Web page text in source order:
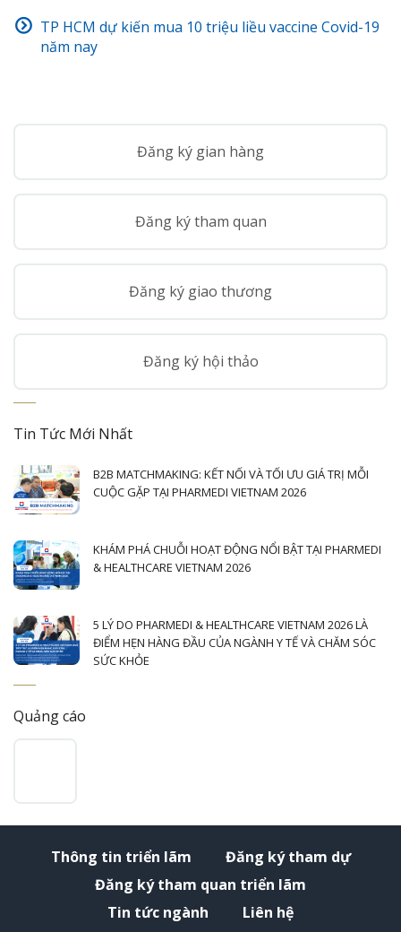
TP HCM dự kiến mua 10 triệu liều vaccine Covid-19
năm nay
Đăng ký gian hàng
Đăng ký tham quan
Đăng ký giao thương
Đăng ký hội thảo
Tin Tức Mới Nhất
B2B MATCHMAKING: KẾT NỐI VÀ TỐI ƯU GIÁ TRỊ MỖI
CUỘC GẶP TẠI PHARMEDI VIETNAM 2026
KHÁM PHÁ CHUỖI HOẠT ĐỘNG NỔI BẬT TẠI PHARMEDI
& HEALTHCARE VIETNAM 2026
5 LÝ DO PHARMEDI & HEALTHCARE VIETNAM 2026 LÀ
ĐIỂM HẸN HÀNG ĐẦU CỦA NGÀNH Y TẾ VÀ CHĂM SÓC
SỨC KHỎE
Quảng cáo
Thông tin triển lãm
Đăng ký tham dự
Đăng ký tham quan triển lãm
Tin tức ngành
Liên hệ